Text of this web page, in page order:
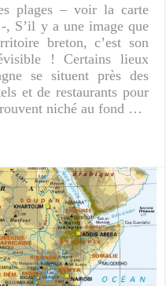
plages – voir la carte
, S’il y a une image que
breton, c’est son
! Certains lieux
se situent près des
et de restaurants pour
niché au fond …